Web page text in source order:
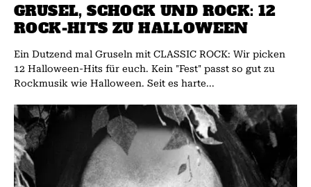
GRUSEL, SCHOCK UND ROCK: 12
ROCK-HITS ZU HALLOWEEN
Ein Dutzend mal Gruseln mit CLASSIC ROCK: Wir picken
12 Halloween-Hits für euch. Kein "Fest" passt so gut zu
Rockmusik wie Halloween. Seit es harte...